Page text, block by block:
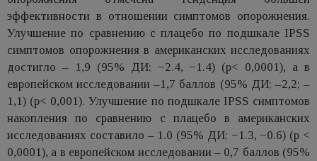
эффективности в отношении симптомов опорожнения.
Улучшение по сравнению с плацебо по подшкале IPSS
симптомов опорожнения в американских исследованиях
достигло – 1,9 (95% ДИ; −2.4, −1.4) (p< 0,0001), а в
европейском исследовании –1,7 баллов (95% ДИ; –2,2; –
1,1) (p< 0,001). Улучшение по подшкале IPSS симптомов
накопления по сравнению с плацебо в американских
исследованиях составило – 1.0 (95% ДИ; −1.3, −0.6) (p <
0,0001), а в европейском исследовании – 0,7 баллов (95%